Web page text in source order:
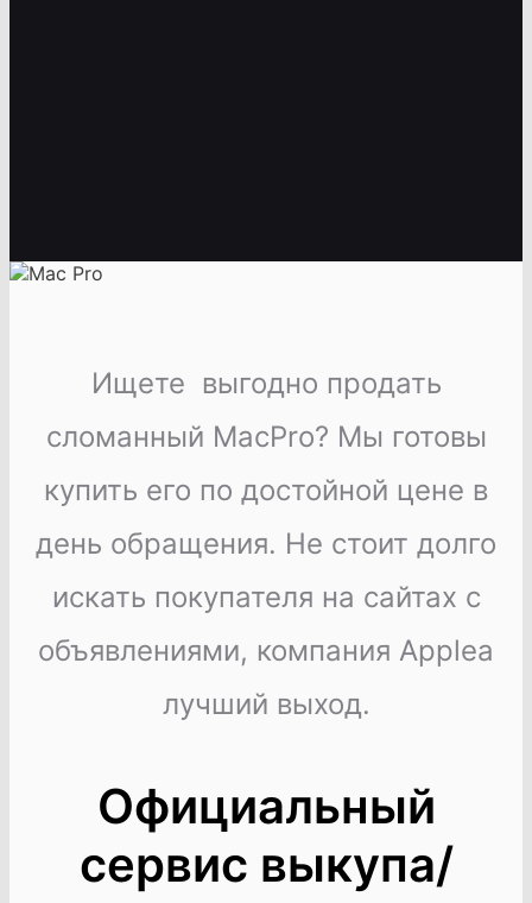
Ищете выгодно продать
сломанный MacPro? Мы готовы
купить его по достойной цене в
день обращения. Не стоит долго
искать покупателя на сайтах с
объявлениями, компания Applea
лучший выход.
Официальный
сервис выкупа/